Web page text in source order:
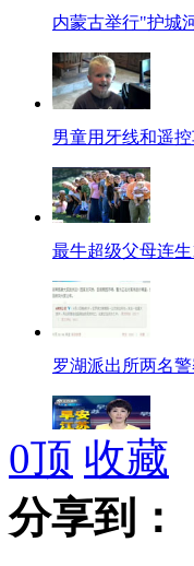
内蒙古举行"护城
男童用牙线和遥
最牛超级父母连
罗湖派出所两名
美国务卿对引发反
0顶 收藏
分享到：